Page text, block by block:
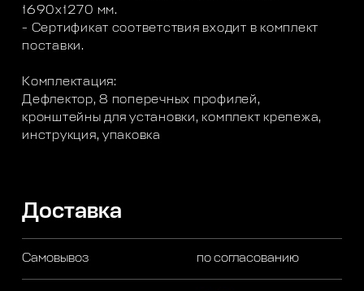
1690х1270 мм.
- Сертификат соответствия входит в комплект
поставки.
Комплектация:
Дефлектор, 8 поперечных профилей,
кронштейны для установки, комплект крепежа,
инструкция, упаковка
Доставка
Самовывоз по согласованию